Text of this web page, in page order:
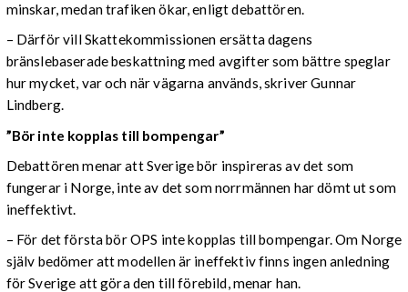
minskar, medan trafiken ökar, enligt debattören.
– Därför vill Skattekommissionen ersätta dagens
bränslebaserade beskattning med avgifter som bättre speglar
hur mycket, var och när vägarna används, skriver Gunnar
Lindberg.
”Bör inte kopplas till bompengar”
Debattören menar att Sverige bör inspireras av det som
fungerar i Norge, inte av det som norrmännen har dömt ut som
ineffektivt.
– För det första bör OPS inte kopplas till bompengar. Om Norge
själv bedömer att modellen är ineffektiv finns ingen anledning
för Sverige att göra den till förebild, menar han.